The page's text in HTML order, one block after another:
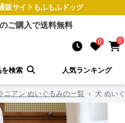
販サイト もふもふドッグ
ご購入で送料無料
0 0
を検索 人気ランキング
ニアン ぬいぐるみの一覧 › 犬 ぬい